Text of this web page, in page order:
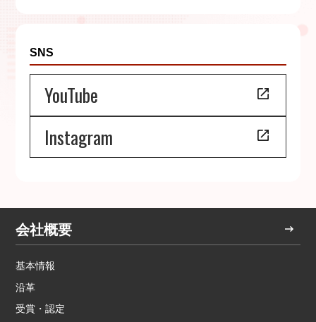
SNS
YouTube
Instagram
会社概要
基本情報
沿革
受賞・認定